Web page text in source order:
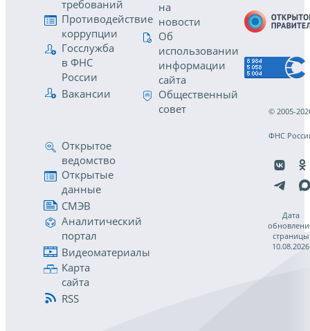
требований
Противодействие
коррупции
Госслужба
в ФНС
России
Вакансии
на
новости
Об
использовании
информации
сайта
Общественный
совет
Открытое
ведомство
Открытые
данные
СМЭВ
Аналитический
портал
Видеоматериалы
Карта
сайта
RSS
© 2005-
ФНС
Дата
страницы
10.08.2026